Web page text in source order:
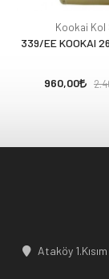
Kookai Kol
339/EE KOOKAI
960,00
Ataköy